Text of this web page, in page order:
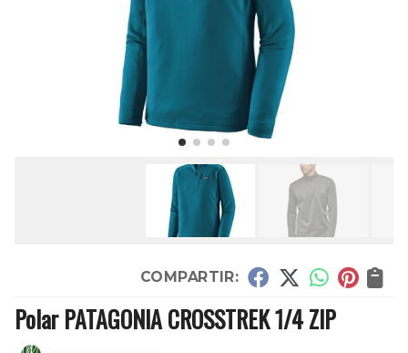
COMPARTIR:
Polar PATAGONIA CROSSTREK 1/4 ZIP